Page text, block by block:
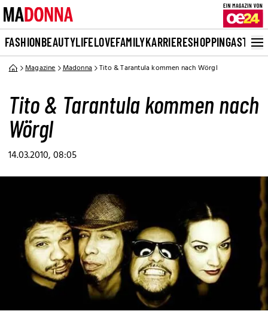
FASHIONBEAUTYLIFELOVEFAMILYKARRIERESHOPPINGASTRO
Magazine Madonna Tito & Tarantula kommen nach Wörgl
Tito & Tarantula kommen nach
Wörgl
14.03.2010, 08:05